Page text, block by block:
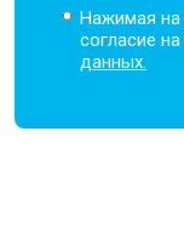
Нажимая на
согласие
данных.